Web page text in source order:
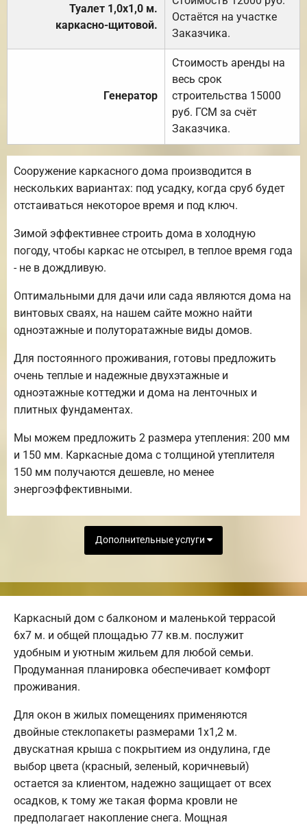
Туалет 1,0х1,0 м.
каркасно-щитовой.
Остаётся на участке
Заказчика.
Генератор
Стоимость аренды на
весь срок
строительства 15000
руб. ГСМ за счёт
Заказчика.
Сооружение каркасного дома производится в
нескольких вариантах: под усадку, когда сруб будет
отстаиваться некоторое время и под ключ.
Зимой эффективнее строить дома в холодную
погоду, чтобы каркас не отсырел, в теплое время года
- не в дождливую.
Оптимальными для дачи или сада являются дома на
винтовых сваях, на нашем сайте можно найти
одноэтажные и полуторатажные виды домов.
Для постоянного проживания, готовы предложить
очень теплые и надежные двухэтажные и
одноэтажные коттеджи и дома на ленточных и
плитных фундаментах.
Мы можем предложить 2 размера утепления: 200 мм
и 150 мм. Каркасные дома с толщиной утеплителя
150 мм получаются дешевле, но менее
энергоэффективными.
Дополнительные услуги
Каркасный дом с балконом и маленькой террасой
6х7 м. и общей площадью 77 кв.м. послужит
удобным и уютным жильем для любой семьи.
Продуманная планировка обеспечивает комфорт
проживания.
Для окон в жилых помещениях применяются
двойные стеклопакеты размерами 1х1,2 м.
двускатная крыша с покрытием из ондулина, где
выбор цвета (красный, зеленый, коричневый)
остается за клиентом, надежно защищает от всех
осадков, к тому же такая форма кровли не
предполагает накопление снега. Мощная